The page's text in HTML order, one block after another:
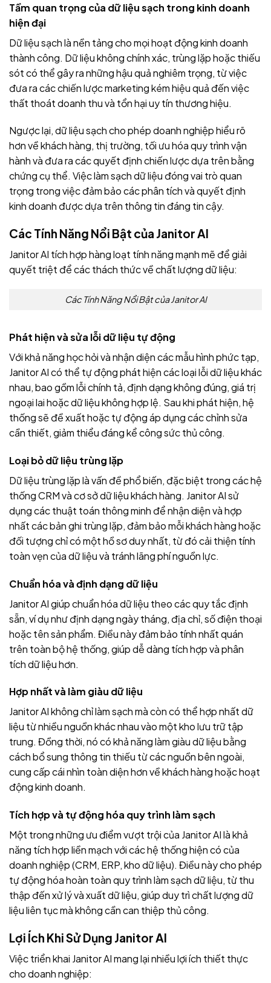
Tầm quan trọng của dữ liệu sạch trong kinh doanh
hiện đại
Dữ liệu sạch là nền tảng cho mọi hoạt động kinh doanh
thành công. Dữ liệu không chính xác, trùng lặp hoặc thiếu
sót có thể gây ra những hậu quả nghiêm trọng, từ việc
đưa ra các chiến lược marketing kém hiệu quả đến việc
thất thoát doanh thu và tổn hại uy tín thương hiệu.
Ngược lại, dữ liệu sạch cho phép doanh nghiệp hiểu rõ
hơn về khách hàng, thị trường, tối ưu hóa quy trình vận
hành và đưa ra các quyết định chiến lược dựa trên bằng
chứng cụ thể. Việc làm sạch dữ liệu đóng vai trò quan
trọng trong việc đảm bảo các phân tích và quyết định
kinh doanh được dựa trên thông tin đáng tin cậy.
Các Tính Năng Nổi Bật của Janitor AI
Janitor AI tích hợp hàng loạt tính năng mạnh mẽ để giải
quyết triệt để các thách thức về chất lượng dữ liệu:
Các Tính Năng Nổi Bật của Janitor AI
Phát hiện và sửa lỗi dữ liệu tự động
Với khả năng học hỏi và nhận diện các mẫu hình phức tạp,
Janitor AI có thể tự động phát hiện các loại lỗi dữ liệu khác
nhau, bao gồm lỗi chính tả, định dạng không đúng, giá trị
ngoại lai hoặc dữ liệu không hợp lệ. Sau khi phát hiện, hệ
thống sẽ đề xuất hoặc tự động áp dụng các chỉnh sửa
cần thiết, giảm thiểu đáng kể công sức thủ công.
Loại bỏ dữ liệu trùng lặp
Dữ liệu trùng lặp là vấn đề phổ biến, đặc biệt trong các hệ
thống CRM và cơ sở dữ liệu khách hàng. Janitor AI sử
dụng các thuật toán thông minh để nhận diện và hợp
nhất các bản ghi trùng lặp, đảm bảo mỗi khách hàng hoặc
đối tượng chỉ có một hồ sơ duy nhất, từ đó cải thiện tính
toàn vẹn của dữ liệu và tránh lãng phí nguồn lực.
Chuẩn hóa và định dạng dữ liệu
Janitor AI giúp chuẩn hóa dữ liệu theo các quy tắc định
sẵn, ví dụ như định dạng ngày tháng, địa chỉ, số điện thoại
hoặc tên sản phẩm. Điều này đảm bảo tính nhất quán
trên toàn bộ hệ thống, giúp dễ dàng tích hợp và phân
tích dữ liệu hơn.
Hợp nhất và làm giàu dữ liệu
Janitor AI không chỉ làm sạch mà còn có thể hợp nhất dữ
liệu từ nhiều nguồn khác nhau vào một kho lưu trữ tập
trung. Đồng thời, nó có khả năng làm giàu dữ liệu bằng
cách bổ sung thông tin thiếu từ các nguồn bên ngoài,
cung cấp cái nhìn toàn diện hơn về khách hàng hoặc hoạt
động kinh doanh.
Tích hợp và tự động hóa quy trình làm sạch
Một trong những ưu điểm vượt trội của Janitor AI là khả
năng tích hợp liền mạch với các hệ thống hiện có của
doanh nghiệp (CRM, ERP, kho dữ liệu). Điều này cho phép
tự động hóa hoàn toàn quy trình làm sạch dữ liệu, từ thu
thập đến xử lý và xuất dữ liệu, giúp duy trì chất lượng dữ
liệu liên tục mà không cần can thiệp thủ công.
Lợi Ích Khi Sử Dụng Janitor AI
Việc triển khai Janitor AI mang lại nhiều lợi ích thiết thực
cho doanh nghiệp: